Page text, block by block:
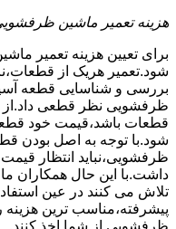
هزینه تعمیر ماشین
برای تعیین هزینه تعمیر
شود.تعمیر هریک از
بررسی و شناسایی قطعه
ظرفشویی نظر قطعی داد.از
قطعات باشد،قیمت خود
شود.با توجه به اصل بودن
ظرفشویی،نباید انتظار قیمت
داشت.با این حال همکاران
تلاش می کنند در عین
پیشرفته،مناسب ترین هزینه
ظرفشویی از شما اخذ کنند.